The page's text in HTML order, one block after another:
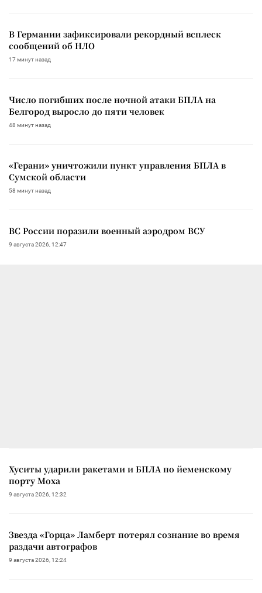
В Германии зафиксировали рекордный всплеск
сообщений об НЛО
17 минут назад
Число погибших после ночной атаки БПЛА на
Белгород выросло до пяти человек
48 минут назад
«Герани» уничтожили пункт управления БПЛА в
Сумской области
58 минут назад
ВС России поразили военный аэродром ВСУ
9 августа 2026, 12:47
Хуситы ударили ракетами и БПЛА по йеменскому
порту Моха
9 августа 2026, 12:32
Звезда «Горца» Ламберт потерял сознание во время
раздачи автографов
9 августа 2026, 12:24